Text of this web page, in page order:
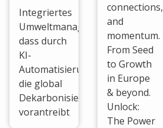
Integriertes
Umweltmanagement
dass durch
KI-
Automatisierung
die global
Dekarbonisierung
vorantreibt
connections,
and
momentum.
From Seed
to Growth
in Europe
& beyond.
Unlock:
The Power